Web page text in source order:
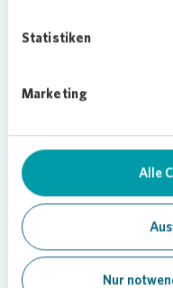
Statistiken
Marketing
Alle
Nur
„Brandschutz geht
schön zu sehen,
Freude unser
Mischung aus